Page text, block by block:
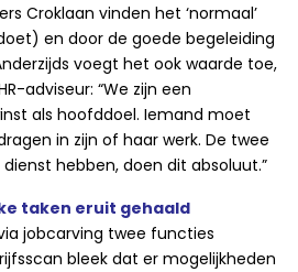
Croklaan vinden het ‘normaal’
en door de goede begeleiding
voegt het ook waarde toe,
adviseur: “We zijn een
als hoofddoel. Iemand moet
in zijn of haar werk. De twee
hebben, doen dit absoluut.”
taken eruit gehaald
jobcarving twee functies
bleek dat er mogelijkheden